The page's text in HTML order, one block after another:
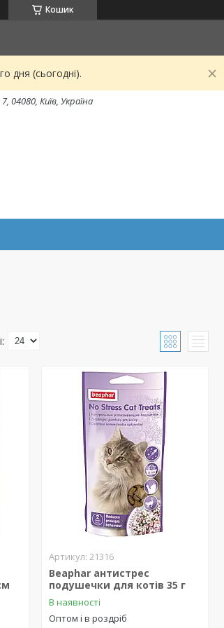
Кошик
дня (сьогодні).
04080, Київ, Україна
21316
Beaphar антистрес
подушечки для котів 35 г
В наявності
Оптом і в роздріб